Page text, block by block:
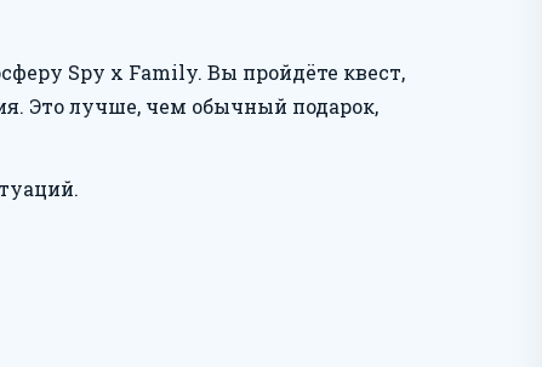
Spy x Family. Вы пройдёте квест,
Это лучше, чем обычный подарок,